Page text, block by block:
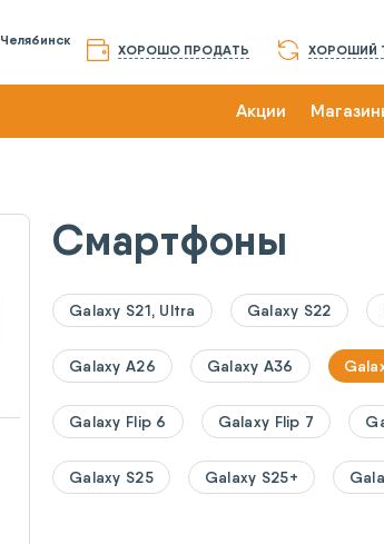
Челябинск
ХОРОШО ПРОДАТЬ ХОРОШИЙ
Акции
Смартфоны
Galaxy S21, Ultra Galaxy S22
Galaxy A26 Galaxy A36
Galaxy Flip 6 Galaxy Flip 7
Galaxy S25 Galaxy S25+